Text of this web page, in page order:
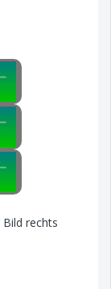
Bild rechts